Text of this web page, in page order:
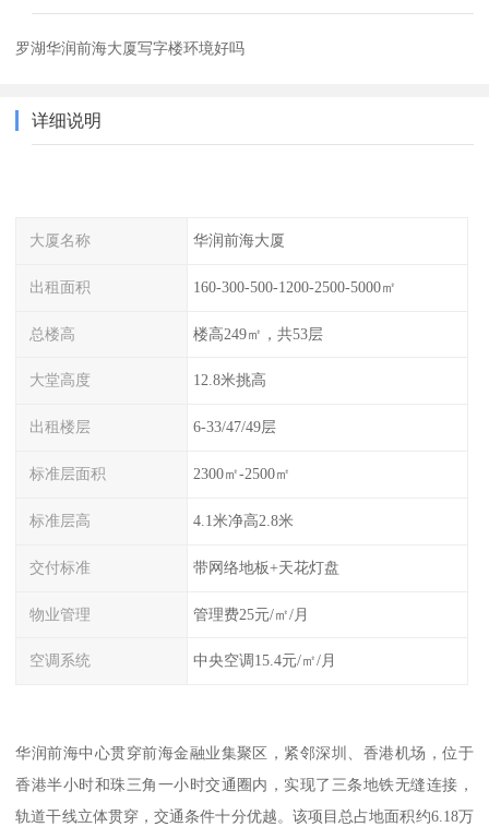
罗湖华润前海大厦写字楼环境好吗
详细说明
大厦名称 华润前海大厦
出租面积 160-300-500-1200-2500-5000㎡
总楼高 楼高249㎡，共53层
大堂高度 12.8米挑高
出租楼层 6-33/47/49层
标准层面积 2300㎡-2500㎡
标准层高 4.1米净高2.8米
交付标准 带网络地板+天花灯盘
物业管理 管理费25元/㎡/月
空调系统 中央空调15.4元/㎡/月
华润前海中心贯穿前海金融业集聚区，紧邻深圳、香港机场，位于
香港半小时和珠三角一小时交通圈内，实现了三条地铁无缝连接，
轨道干线立体贯穿，交通条件十分优越。该项目总占地面积约6.18万